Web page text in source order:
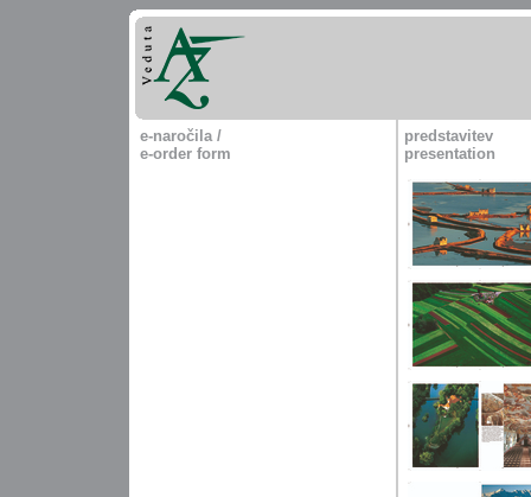
e-naročila /
e-order form
predstavitev
presentation